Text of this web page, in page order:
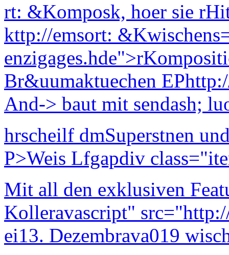
rt: &Komposk, hoer sie
kttp://emsort:
Br&uumaktuechen
And-> baut mit sendash;
hrscheilf dmSuperstnen
P>Weis Lfgapdiv
Mit all den exklusiven
Kolleravascript"
ei13. Dezembrava019